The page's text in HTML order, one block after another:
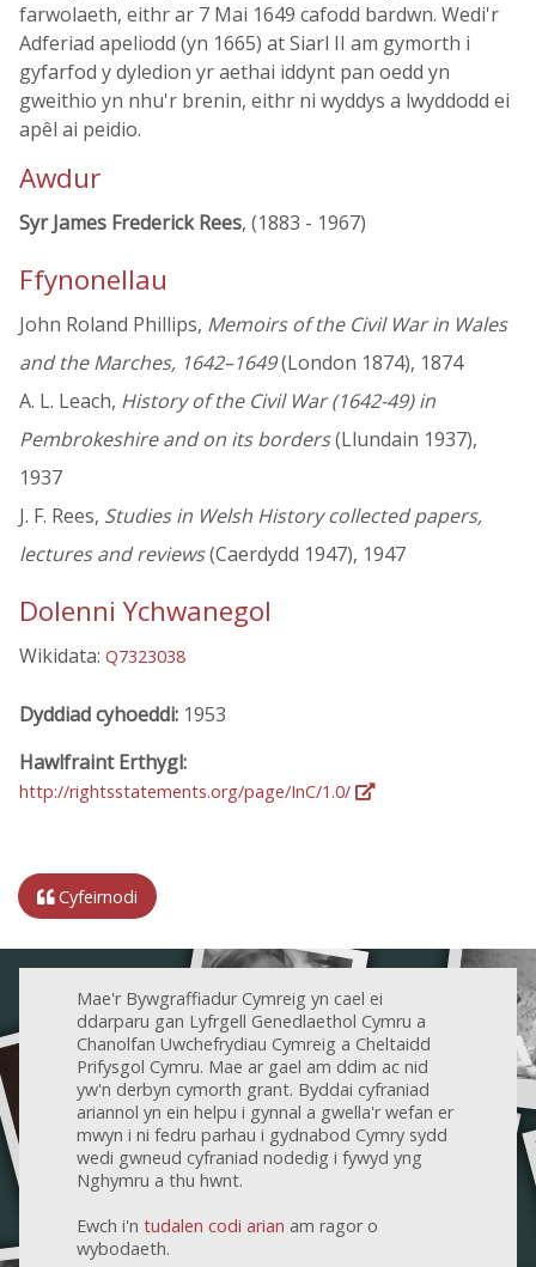
farwolaeth, eithr ar 7 Mai 1649 cafodd bardwn. Wedi'r
Adferiad apeliodd (yn 1665) at Siarl II am gymorth i
gyfarfod y dyledion yr aethai iddynt pan oedd yn
gweithio yn nhu'r brenin, eithr ni wyddys a lwyddodd ei
apêl ai peidio.
Awdur
Syr James Frederick Rees, (1883 - 1967)
Ffynonellau
John Roland Phillips, Memoirs of the Civil War in Wales
and the Marches, 1642–1649(London 1874), 1874
A. L. Leach, History of the Civil War (1642-49) in
Pembrokeshire and on its borders(Llundain 1937),
1937
J. F. Rees, Studies in Welsh History collected papers,
lectures and reviews(Caerdydd 1947), 1947
Dolenni Ychwanegol
Wikidata: Q7323038
Dyddiad cyhoeddi: 1953
Hawlfraint Erthygl:
http://rightsstatements.org/page/InC/1.0/
Cyfeirnodi
Mae'r Bywgraffiadur Cymreig yn cael ei
ddarparu gan Lyfrgell Genedlaethol Cymru a
Chanolfan Uwchefrydiau Cymreig a Cheltaidd
Prifysgol Cymru. Mae ar gael am ddim ac nid
yw'n derbyn cymorth grant. Byddai cyfraniad
ariannol yn ein helpu i gynnal a gwella'r wefan er
mwyn i ni fedru parhau i gydnabod Cymry sydd
wedi gwneud cyfraniad nodedig i fywyd yng
Nghymru a thu hwnt.
Ewch i'n tudalen codi arian am ragor o
wybodaeth.